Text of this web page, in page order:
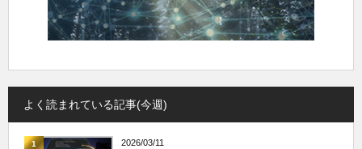
よく読まれている記事(今週)
1 2026/03/11